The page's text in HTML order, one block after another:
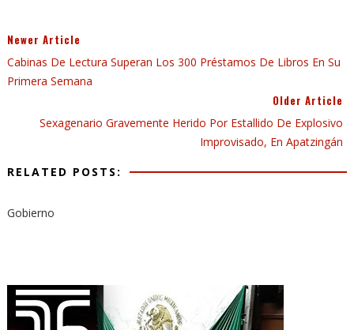
Newer Article
Cabinas De Lectura Superan Los 300 Préstamos De Libros En Su
Primera Semana
Older Article
Sexagenario Gravemente Herido Por Estallido De Explosivo
Improvisado, En Apatzingán
RELATED POSTS:
Gobierno